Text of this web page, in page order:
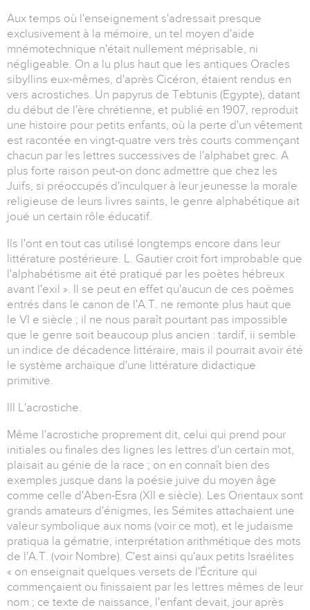
Aux temps où l'enseignement s'adressait presque
exclusivement à la mémoire, un tel moyen d'aide
mnémotechnique n'était nullement méprisable, ni
négligeable. On a lu plus haut que les antiques Oracles
sibyllins eux-mêmes, d'après Cicéron, étaient rendus en
vers acrostiches. Un papyrus de Tebtunis (Egypte), datant
du début de l'ère chrétienne, et publié en 1907, reproduit
une histoire pour petits enfants, où la perte d'un vêtement
est racontée en vingt-quatre vers très courts commençant
chacun par les lettres successives de l'alphabet grec. A
plus forte raison peut-on donc admettre que chez les
Juifs, si préoccupés d'inculquer à leur jeunesse la morale
religieuse de leurs livres saints, le genre alphabétique ait
joué un certain rôle éducatif.
Ils l'ont en tout cas utilisé longtemps encore dans leur
littérature postérieure. L. Gautier croit fort improbable que
l'alphabétisme ait été pratiqué par les poètes hébreux
avant l'exil ». Il se peut en effet qu'aucun de ces poèmes
entrés dans le canon de l'A.T. ne remonte plus haut que
le VI e siècle ; il ne nous paraît pourtant pas impossible
que le genre soit beaucoup plus ancien : tardif, ii semble
un indice de décadence littéraire, mais il pourrait avoir été
le système archaïque d'une littérature didactique
primitive.
III L'acrostiche.
Même l'acrostiche proprement dit, celui qui prend pour
initiales ou finales des lignes les lettres d'un certain mot,
plaisait au génie de la race ; on en connaît bien des
exemples jusque dans la poésie juive du moyen âge
comme celle d'Aben-Esra (XII e siècle). Les Orientaux sont
grands amateurs d'énigmes, les Sémites attachaient une
valeur symbolique aux noms (voir ce mot), et le judaïsme
pratiqua la gématrie, interprétation arithmétique des mots
de l'A.T. (voir Nombre). C'est ainsi qu'aux petits Israélites
« on enseignait quelques versets de l'Écriture qui
commençaient ou finissaient par les lettres mêmes de leur
nom ; ce texte de naissance, l'enfant devait, jour après